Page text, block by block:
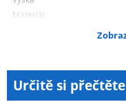
* Výška [mm]: 33
* Hloubka [mm]: 88
Materiál
Určitě si přečtěte